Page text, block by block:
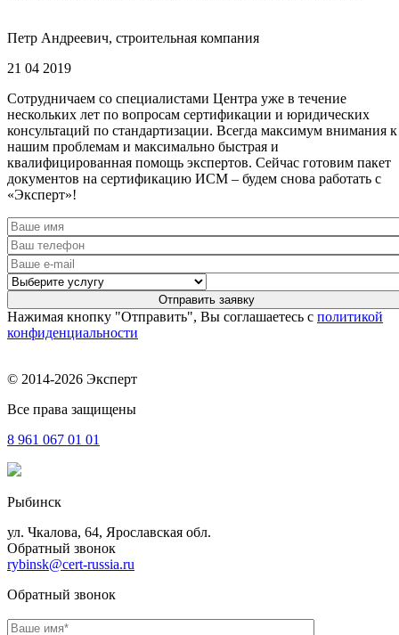
Петр Андреевич, строительная компания
21 04 2019
Сотрудничаем со специалистами Центра уже в течение
нескольких лет по вопросам сертификации и юридических
консультаций по стандартизации. Всегда максимум внимания к
нашим проблемам и максимально быстрая и
квалифицированная помощь экспертов. Сейчас готовим пакет
документов на сертификацию ИСМ – будем снова работать с
«Эксперт»!
Нажимая кнопку "Отправить", Вы соглашаетесь с политикой
конфиденциальности
© 2014-2026 Эксперт
Все права защищены
8 961 067 01 01
Рыбинск
ул. Чкалова, 64, Ярославская обл.
Обратный звонок
rybinsk@cert-russia.ru
Обратный звонок